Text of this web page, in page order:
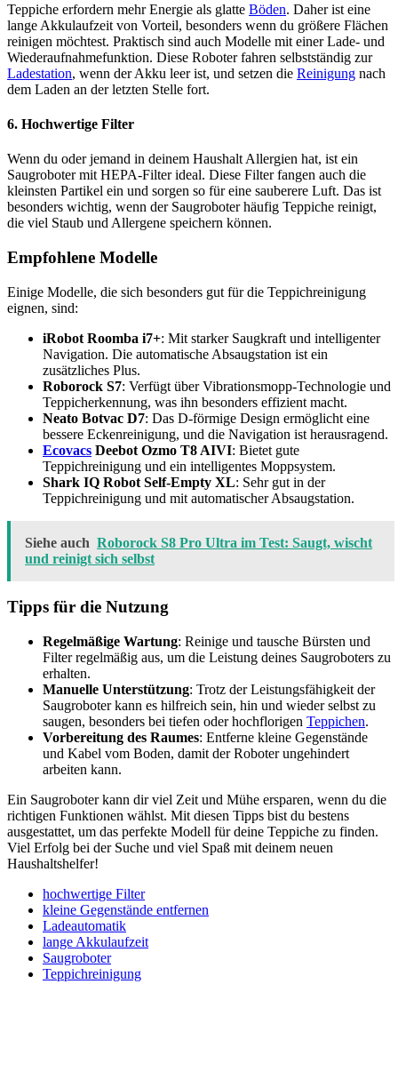
Teppiche erfordern mehr Energie als glatte Böden. Daher ist eine
lange Akkulaufzeit von Vorteil, besonders wenn du größere Flächen
reinigen möchtest. Praktisch sind auch Modelle mit einer Lade- und
Wiederaufnahmefunktion. Diese Roboter fahren selbstständig zur
Ladestation, wenn der Akku leer ist, und setzen die Reinigung nach
dem Laden an der letzten Stelle fort.
6. Hochwertige Filter
Wenn du oder jemand in deinem Haushalt Allergien hat, ist ein
Saugroboter mit HEPA-Filter ideal. Diese Filter fangen auch die
kleinsten Partikel ein und sorgen so für eine sauberere Luft. Das ist
besonders wichtig, wenn der Saugroboter häufig Teppiche reinigt,
die viel Staub und Allergene speichern können.
Empfohlene Modelle
Einige Modelle, die sich besonders gut für die Teppichreinigung
eignen, sind:
iRobot Roomba i7+: Mit starker Saugkraft und intelligenter
Navigation. Die automatische Absaugstation ist ein
zusätzliches Plus.
Roborock S7: Verfügt über Vibrationsmopp-Technologie und
Teppicherkennung, was ihn besonders effizient macht.
Neato Botvac D7: Das D-förmige Design ermöglicht eine
bessere Eckenreinigung, und die Navigation ist herausragend.
Ecovacs Deebot Ozmo T8 AIVI: Bietet gute
Teppichreinigung und ein intelligentes Moppsystem.
Shark IQ Robot Self-Empty XL: Sehr gut in der
Teppichreinigung und mit automatischer Absaugstation.
Siehe auch Roborock S8 Pro Ultra im Test: Saugt, wischt
und reinigt sich selbst
Tipps für die Nutzung
Regelmäßige Wartung: Reinige und tausche Bürsten und
Filter regelmäßig aus, um die Leistung deines Saugroboters zu
erhalten.
Manuelle Unterstützung: Trotz der Leistungsfähigkeit der
Saugroboter kann es hilfreich sein, hin und wieder selbst zu
saugen, besonders bei tiefen oder hochflorigen Teppichen.
Vorbereitung des Raumes: Entferne kleine Gegenstände
und Kabel vom Boden, damit der Roboter ungehindert
arbeiten kann.
Ein Saugroboter kann dir viel Zeit und Mühe ersparen, wenn du die
richtigen Funktionen wählst. Mit diesen Tipps bist du bestens
ausgestattet, um das perfekte Modell für deine Teppiche zu finden.
Viel Erfolg bei der Suche und viel Spaß mit deinem neuen
Haushaltshelfer!
hochwertige Filter
kleine Gegenstände entfernen
Ladeautomatik
lange Akkulaufzeit
Saugroboter
Teppichreinigung